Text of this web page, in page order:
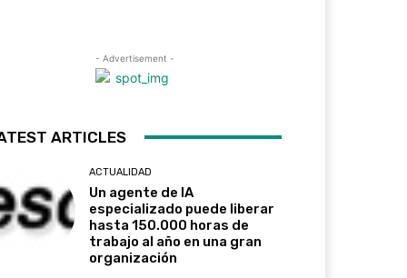
- Advertisement -
ARTICLES
ACTUALIDAD
Un agente de IA
especializado puede liberar
hasta 150.000 horas de
trabajo al año en una gran
organización